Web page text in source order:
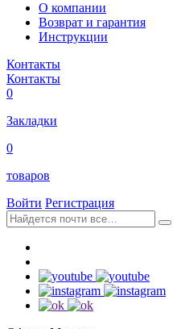
О компании
Возврат и гарантия
Инструкции
Контакты
Контакты
0
Закладки
0
товаров
Войти Регистрация